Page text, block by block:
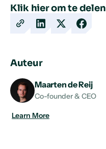
Klik hier om te delen
CopyShareShareShare
Auteur
Maarten de Reij
Co-founder & CEO
Learn More